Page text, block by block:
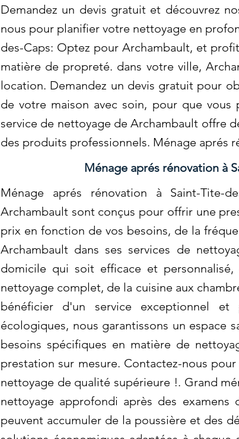
Demandez un devis gratuit et découvrez
nous pour planifier votre nettoyage en
des-Caps: Optez pour Archambault, et
matière de propreté. dans votre ville,
location. Demandez un devis gratuit pour
de votre maison avec soin, pour que
service de nettoyage de Archambault offre
des produits professionnels. Ménage aprés
Ménage aprés rénovation à
Ménage aprés rénovation à Saint-Tite-
Archambault sont conçus pour offrir une
prix en fonction de vos besoins, de la
Archambault dans ses services de
domicile qui soit efficace et
nettoyage complet, de la cuisine aux
bénéficier d'un service exceptionnel
écologiques, nous garantissons un espace
besoins spécifiques en matière de
prestation sur mesure. Contactez-nous
nettoyage de qualité supérieure !. Grand
nettoyage approfondi après des
peuvent accumuler de la poussière et des